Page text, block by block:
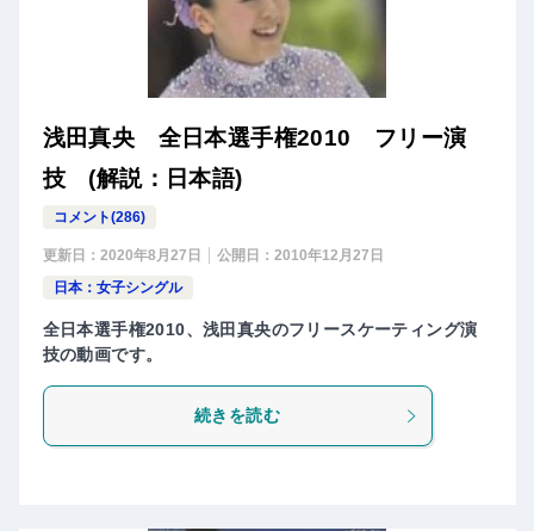
浅田真央 全日本選手権2010 フリー演
技 (解説：日本語)
コメント(286)
更新日： 2020年8月27日 公開日： 2010年12月27日
日本：女子シングル
全日本選手権2010、浅田真央のフリースケーティング演
技の動画です。
続きを読む